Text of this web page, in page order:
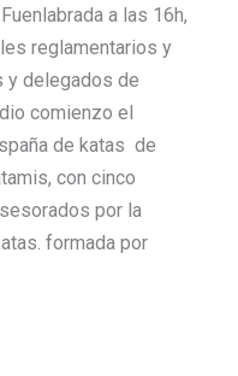
a las 16h,
reglamentarios y
y delegados de
comienzo el
de katas de
con cinco
por la
formada por